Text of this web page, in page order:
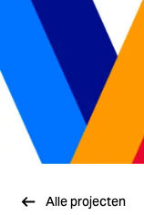
Alle projecten